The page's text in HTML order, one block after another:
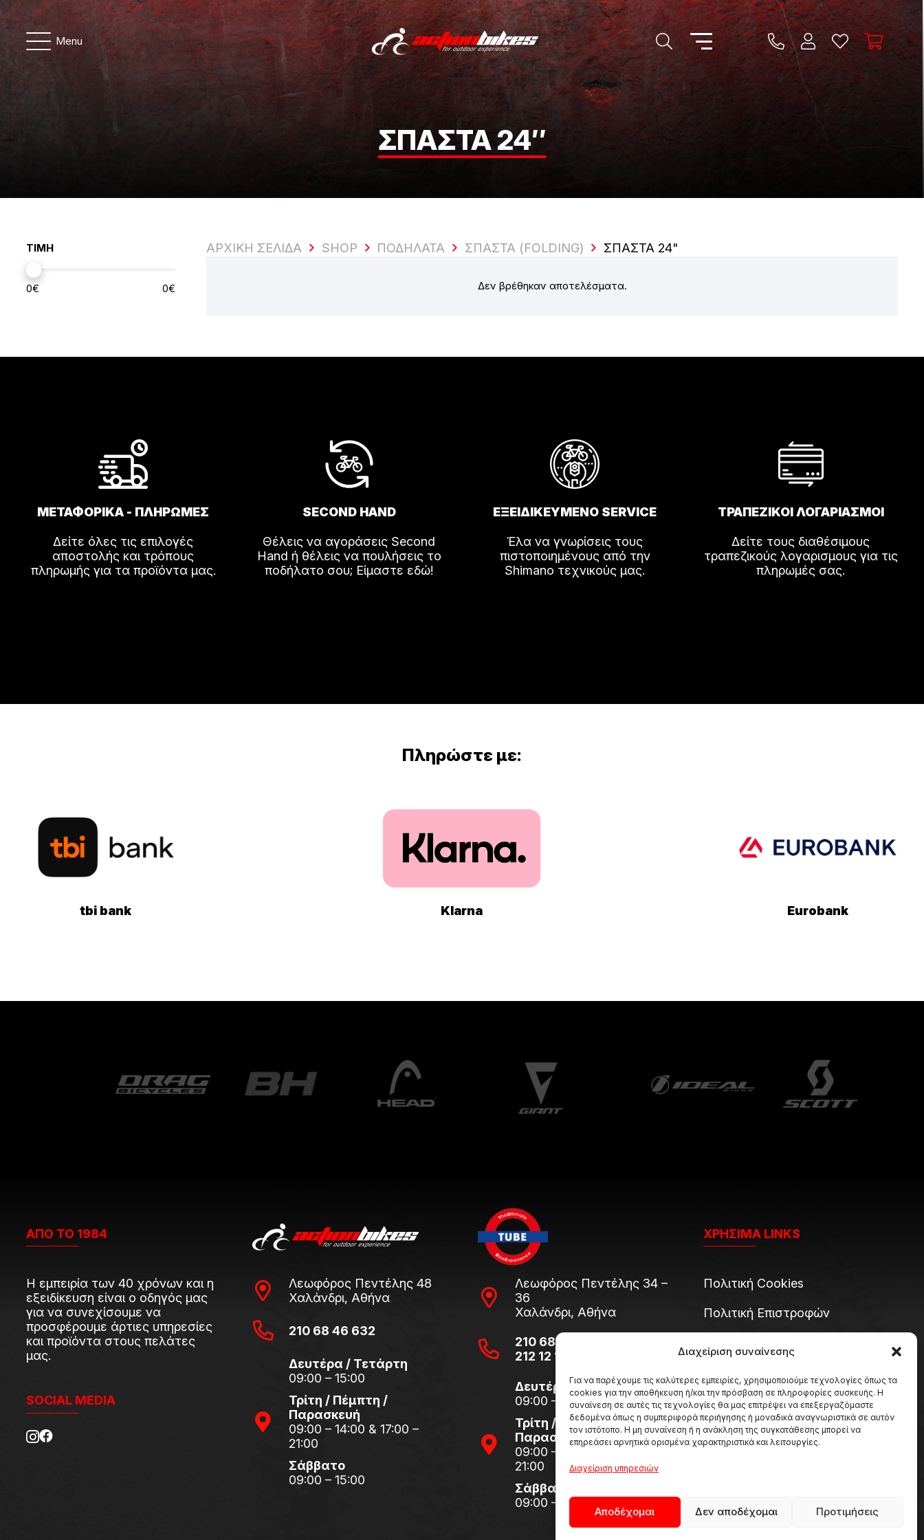
Διαχείριση συναίνεσης
Για να παρέχουμε τις καλύτερες εμπειρίες, χρησιμοποιούμε τεχνολογίες όπως τα
cookies για την αποθήκευση ή/και την πρόσβαση σε πληροφορίες συσκευής. Η
συναίνεση σε αυτές τις τεχνολογίες θα μας επιτρέψει να επεξεργαζόμαστε
δεδομένα όπως η συμπεριφορά περιήγησης ή μοναδικά αναγνωριστικά σε αυτόν
τον ιστότοπο. Η μη συναίνεση ή η ανάκληση της συγκατάθεσης μπορεί να
επηρεάσει αρνητικά ορισμένα χαρακτηριστικά και λειτουργίες.
Διαχείριση υπηρεσιών
Αποδέχομαι Δεν αποδέχομαι Προτιμήσεις
Menu
ΣΠΑΣΤΆ 24″
ΤΙΜΗ
0€ 0€
ΑΡΧΙΚΗ ΣΕΛΙΔΑ SHOP ΠΟΔΉΛΑΤΑ ΣΠΑΣΤΆ (FOLDING) ΣΠΑΣΤΆ 24"
Δεν βρέθηκαν αποτελέσματα.
ΜΕΤΑΦΟΡΙΚΑ - ΠΛΗΡΩΜΕΣ
Δείτε όλες τις επιλογές
αποστολής και τρόπους
πληρωμής για τα προϊόντα μας.
SECOND HAND
Θέλεις να αγοράσεις Second
Hand ή θέλεις να πουλήσεις το
ποδήλατο σου; Είμαστε εδώ!
ΕΞΕΙΔΙΚΕΥΜΕΝΟ SERVICE
Έλα να γνωρίσεις τους
πιστοποιημένους από την
Shimano τεχνικούς μας.
ΤΡΑΠΕΖΙΚΟΙ ΛΟΓΑΡΙΑΣΜΟΙ
Δείτε τους διαθέσιμους
τραπεζικούς λογαρισμους για τις
πληρωμές σας.
Πληρώστε με:
tbi bank Klarna Eurobank
ΑΠΟ ΤΟ 1984 ΧΡΗΣΙΜΑ LINKS
Η εμπειρία των 40 χρόνων και η
εξειδίκευση είναι ο οδηγός μας
για να συνεχίσουμε να
προσφέρουμε άρτιες υπηρεσίες
και προϊόντα στους πελάτες
μας.
SOCIAL MEDIA
Λεωφόρος Πεντέλης 48
Χαλάνδρι, Αθήνα
210 68 46 632
Δευτέρα / Τετάρτη
09:00 – 15:00
Τρίτη / Πέμπτη /
Παρασκευή
09:00 – 14:00 & 17:00 –
21:00
Σάββατο
09:00 – 15:00
Λεωφόρος Πεντέλης 34 –
36
Χαλάνδρι, Αθήνα
210 68 94 471
212 12 12 203
Δευτέρα / Τετάρτη
09:00 – 15:00
Τρίτη / Πέμπτη /
Παρασκευή
09:00 – 14:00 & 17:00 –
21:00
Σάββατο
09:00 – 15:00
Πολιτική Cookies
Πολιτική Επιστροφών
Παραγγελίες